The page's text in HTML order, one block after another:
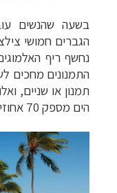
בשעה שהנשים
הגברים חמושי
נחשף ריף
התמנונים מחכים
תמנון או שניים,
הים מספק 70 אחוזים מהמזון של תושבי איי זנזיבר.